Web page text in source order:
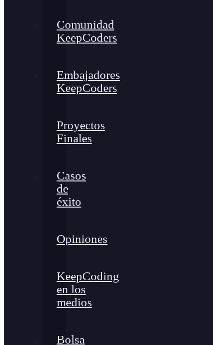
Comunidad
KeepCoders
Embajadores
KeepCoders
Proyectos
Finales
Casos
de
éxito
Opiniones
KeepCoding
en los
medios
Bolsa